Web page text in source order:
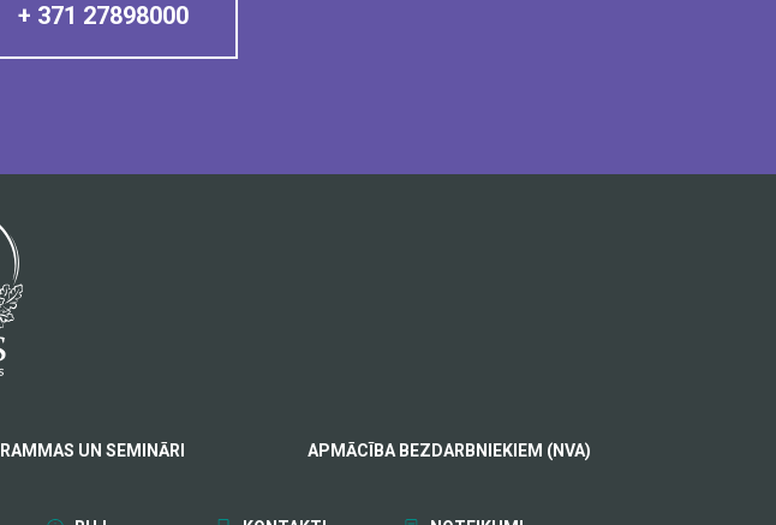
+ 371 27898000
UN SEMINĀRI APMĀCĪBA BEZDARBNIEKIEM (NVA)